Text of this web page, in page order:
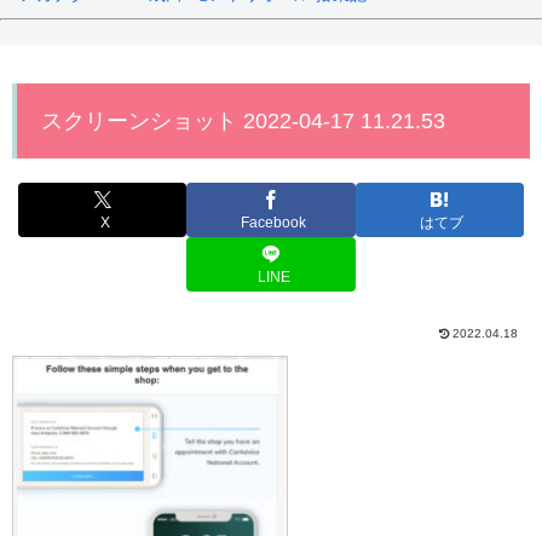
スクリーンショット 2022-04-17 11.21.53
X Facebook はてブ
LINE
2022.04.18